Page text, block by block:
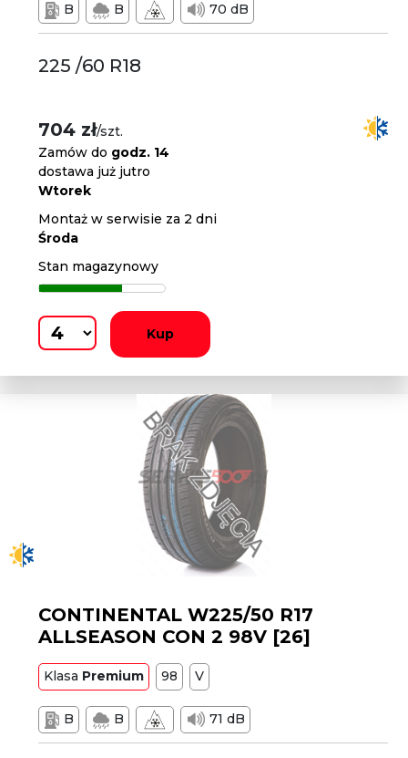
B B 70 dB
225 /60 R18
704 zł/szt.
Zamów do godz. 14
dostawa już jutro
Wtorek
Montaż w serwisie za 2 dni
Środa
Stan magazynowy
Kup
CONTINENTAL W225/50 R17
ALLSEASON CON 2 98V [26]
Klasa Premium 98 V
B B 71 dB